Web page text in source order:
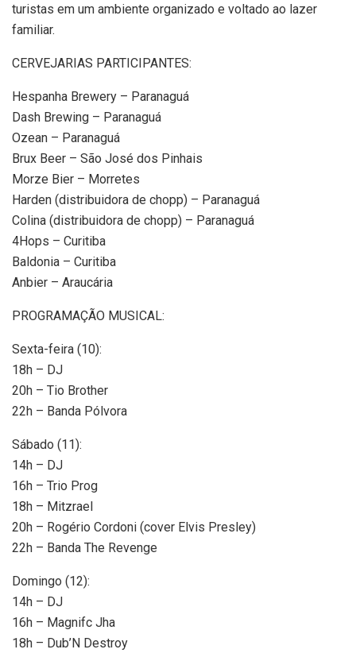
turistas em um ambiente organizado e voltado ao lazer
familiar.
CERVEJARIAS PARTICIPANTES:
Hespanha Brewery – Paranaguá
Dash Brewing – Paranaguá
Ozean – Paranaguá
Brux Beer – São José dos Pinhais
Morze Bier – Morretes
Harden (distribuidora de chopp) – Paranaguá
Colina (distribuidora de chopp) – Paranaguá
4Hops – Curitiba
Baldonia – Curitiba
Anbier – Araucária
PROGRAMAÇÃO MUSICAL:
Sexta-feira (10):
18h – DJ
20h – Tio Brother
22h – Banda Pólvora
Sábado (11):
14h – DJ
16h – Trio Prog
18h – Mitzrael
20h – Rogério Cordoni (cover Elvis Presley)
22h – Banda The Revenge
Domingo (12):
14h – DJ
16h – Magnifc Jha
18h – Dub’N Destroy